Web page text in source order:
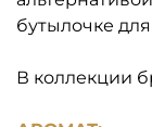
бутылочке
В коллекции